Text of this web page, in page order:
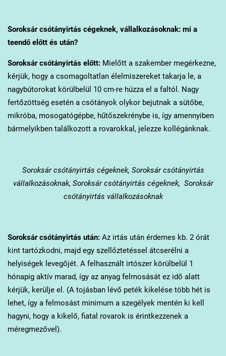
Soroksárcsótányirtás cégeknek, vállalkozásoknak: mi a
teendő előtt és után?
Soroksárcsótányirtás előtt:Mielőtt a szakember megérkezne,
kérjük, hogy a csomagoltatlan élelmiszereket takarja le, a
nagybútorokat körülbelül 10 cm-re húzza el a faltól. Nagy
fertőzöttség esetén a csótányok olykor bejutnak a sütőbe,
mikróba, mosogatógépbe, hűtőszekrénybe is, így amennyiben
bármelyikben találkozott a rovarokkal, jelezze kollégánknak.
Soroksárcsótányirtás cégeknek, Soroksár csótányirtás
vállalkozásoknak, Soroksár csótányirtás cégeknek, Soroksár
csótányirtás vállalkozásoknak
Soroksárcsótányirtás után:Az irtás után érdemes kb. 2 órát
kint tartózkodni, majd egy szellőztetéssel átcserélni a
helyiségek levegőjét. A felhasznált irtószer körülbelül 1
hónapig aktív marad, így az anyag felmosását ez idő alatt
kérjük, kerülje el. (A tojásban lévő peték kikelése több hét is
lehet, így a felmosást minimum a szegélyek mentén ki kell
hagyni, hogy a kikelő, fiatal rovarok is érintkezzenek a
méregmezővel).